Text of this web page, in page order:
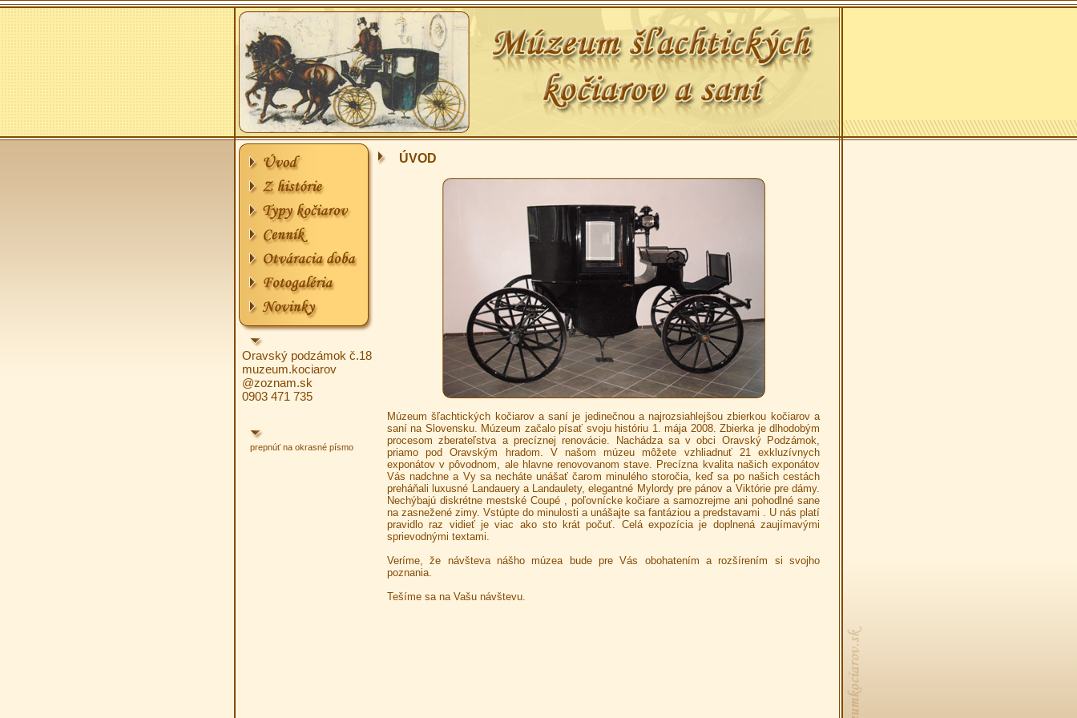
Oravský podzámok č.18
muzeum.kociarov
@zoznam.sk
0903 471 735
prepnúť na okrasné písmo
ÚVOD
Múzeum šľachtických kočiarov a saní je jedinečnou a najrozsiahlejšou zbierkou kočiarov a
saní na Slovensku. Múzeum začalo písať svoju históriu 1. mája 2008. Zbierka je dlhodobým
procesom zberateľstva a precíznej renovácie. Nachádza sa v obci Oravský Podzámok,
priamo pod Oravským hradom. V našom múzeu môžete vzhliadnuť 21 exkluzívnych
exponátov v pôvodnom, ale hlavne renovovanom stave. Precízna kvalita našich exponátov
Vás nadchne a Vy sa necháte unášať čarom minulého storočia, keď sa po našich cestách
preháňali luxusné Landauery a Landaulety, elegantné Mylordy pre pánov a Viktórie pre dámy.
Nechýbajú diskrétne mestské Coupé , poľovnícke kočiare a samozrejme ani pohodlné sane
na zasnežené zimy. Vstúpte do minulosti a unášajte sa fantáziou a predstavami . U nás platí
pravidlo raz vidieť je viac ako sto krát počuť. Celá expozícia je doplnená zaujímavými
sprievodnými textami.
Veríme, že návšteva nášho múzea bude pre Vás obohatením a rozšírením si svojho
poznania.
Tešíme sa na Vašu návštevu.